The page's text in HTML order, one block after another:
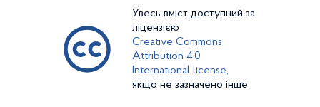
Увесь вміст доступний за
ліцензією
Creative Commons
Attribution 4.0
International license,
якщо не зазначено інше